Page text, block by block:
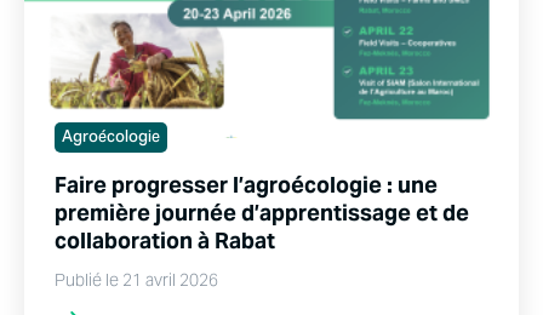
Agroécologie
Faire progresser l’agroécologie : une
première journée d’apprentissage et de
collaboration à Rabat
Publié le 21 avril 2026